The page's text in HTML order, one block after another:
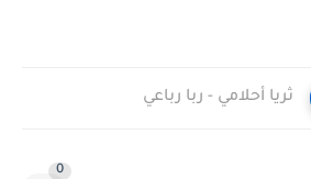
ثريا أحلامي - ربا رباعي
0